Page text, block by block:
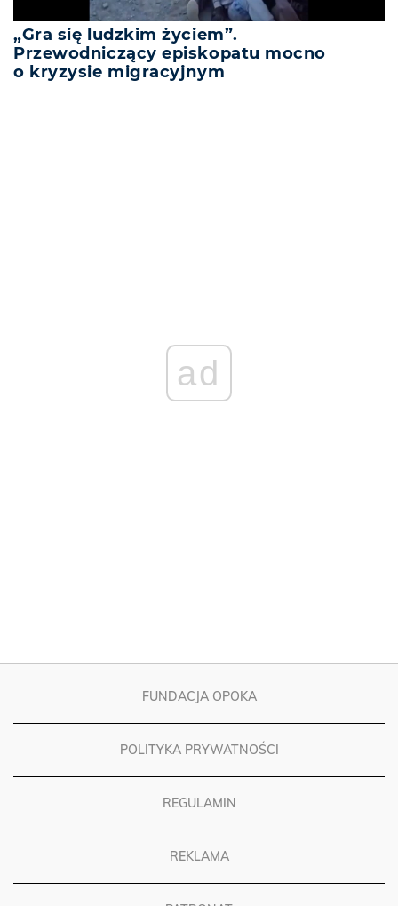
„Gra się ludzkim życiem”.
Przewodniczący episkopatu mocno
o kryzysie migracyjnym
FUNDACJA OPOKA
POLITYKA PRYWATNOŚCI
REGULAMIN
REKLAMA